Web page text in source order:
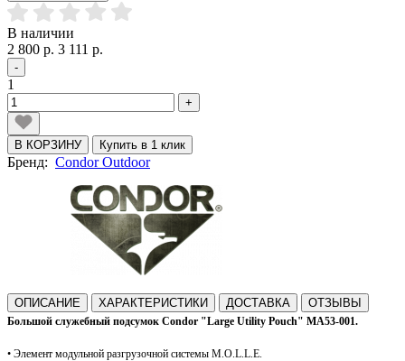
В наличии
2 800 р. 3 111 р.
-
1
+
В КОРЗИНУ Купить в 1 клик
Бренд: Condor Outdoor
ОПИСАНИЕ ХАРАКТЕРИСТИКИ ДОСТАВКА ОТЗЫВЫ
Большой служебный подсумок Condor "Large Utility Pouch" MA53-001.
• Элемент модульной разгрузочной системы M.O.L.L.E.